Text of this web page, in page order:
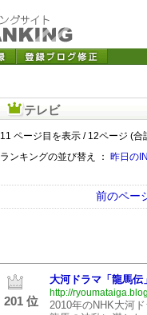
テレビ
11 ページ目を表示 / 12ページ (合
ランキングの並び替え ： 昨日の
前のペー
201 位
大河ドラマ「龍馬伝
http://
2010年のNHK大河